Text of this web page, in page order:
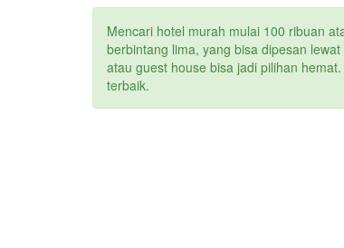
Mencari hotel murah mulai 100 ribuan
berbintang lima, yang bisa dipesan
atau guest house bisa jadi pilihan
terbaik.